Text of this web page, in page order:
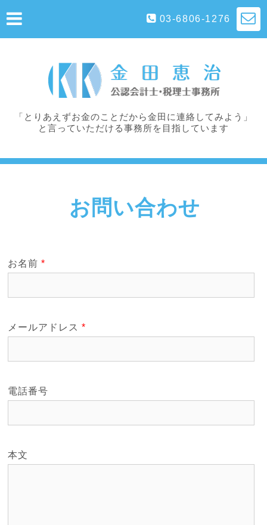
03-6806-1276
「とりあえずお金のことだから金田に連絡してみよう」
と言っていただける事務所を目指しています
お問い合わせ
お名前 *
メールアドレス *
電話番号
本文